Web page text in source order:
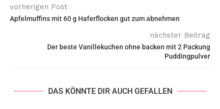
vorherigen Post
Apfelmuffins mit 60 g Haferflocken gut zum abnehmen
nächster Beitrag
Der beste Vanillekuchen ohne backen mit 2 Packung
Puddingpulver
DAS KÖNNTE DIR AUCH GEFALLEN